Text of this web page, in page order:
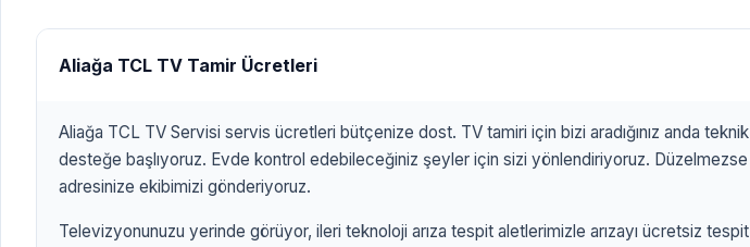
Aliağa TCL TV Tamir Ücretleri
Aliağa TCL TV Servisi servis ücretleri bütçenize dost. TV tamiri için bizi aradığınız anda teknik
desteğe başlıyoruz. Evde kontrol edebileceğiniz şeyler için sizi yönlendiriyoruz. Düzelmezse
adresinize ekibimizi gönderiyoruz.
Televizyonunuzu yerinde görüyor, ileri teknoloji arıza tespit aletlerimizle arızayı ücretsiz tespit